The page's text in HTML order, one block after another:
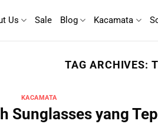
Us Sale Blog Kacamata
TAG ARCHIVES:
KACAMATA
Sunglasses yang